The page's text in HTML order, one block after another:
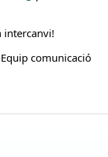
intercanvi!
comunicació